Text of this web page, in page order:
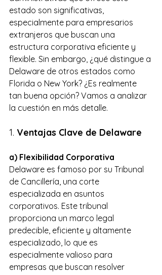
estado son significativas,
especialmente para empresarios
extranjeros que buscan una
estructura corporativa eficiente y
flexible. Sin embargo, ¿qué distingue a
Delaware de otros estados como
Florida o New York? ¿Es realmente
tan buena opción? Vamos a analizar
la cuestión en más detalle.
1. Ventajas Clave de Delaware
a) Flexibilidad Corporativa
Delaware es famoso por su Tribunal
de Cancillería, una corte
especializada en asuntos
corporativos. Este tribunal
proporciona un marco legal
predecible, eficiente y altamente
especializado, lo que es
especialmente valioso para
empresas que buscan resolver